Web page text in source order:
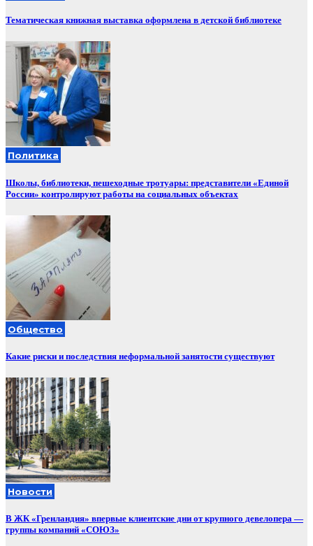
Тематическая книжная выставка оформлена в детской библиотеке
Политика
Школы, библиотеки, пешеходные тротуары: представители «Единой
России» контролируют работы на социальных объектах
Общество
Какие риски и последствия неформальной занятости существуют
Новости
В ЖК «Гренландия» впервые клиентские дни от крупного девелопера —
группы компаний «СОЮЗ»